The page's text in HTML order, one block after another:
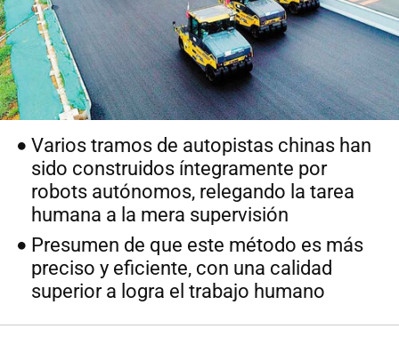
Varios tramos de autopistas chinas han
sido construidos íntegramente por
robots autónomos, relegando la tarea
humana a la mera supervisión
Presumen de que este método es más
preciso y eficiente, con una calidad
superior a logra el trabajo humano